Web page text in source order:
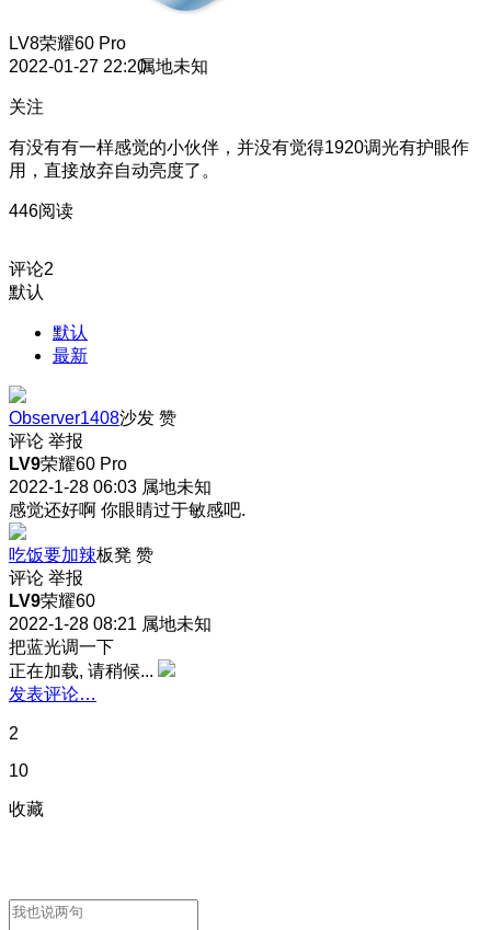
LV8荣耀60 Pro
2022-01-27 22:20属地未知
关注
有没有有一样感觉的小伙伴，并没有觉得1920调光有护眼作
用，直接放弃自动亮度了。
446阅读
评论2
默认
默认
最新
Observer1408沙发 赞
评论 举报
LV9荣耀60 Pro
2022-1-28 06:03 属地未知
感觉还好啊 你眼睛过于敏感吧.
吃饭要加辣板凳 赞
评论 举报
LV9荣耀60
2022-1-28 08:21 属地未知
把蓝光调一下
正在加载, 请稍候...
发表评论…
2
10
收藏